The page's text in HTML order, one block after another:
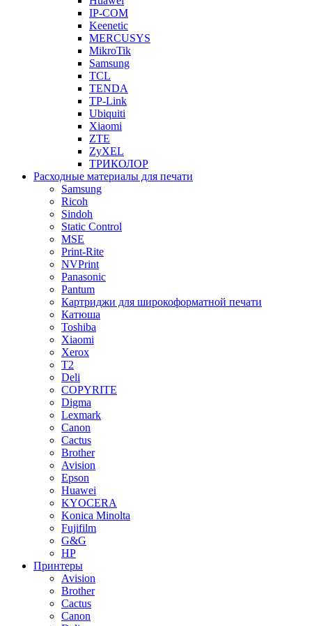
IP-COM
Keenetic
MERCUSYS
MikroTik
Samsung
TCL
TENDA
TP-Link
Ubiquiti
Xiaomi
ZTE
ZyXEL
ТРИКОЛОР
Расходные материалы для печати
Samsung
Ricoh
Sindoh
Static Control
MSE
Print-Rite
NVPrint
Panasonic
Pantum
Картриджи для широкоформатной печати
Катюша
Toshiba
Xiaomi
Xerox
T2
Deli
COPYRITE
Digma
Lexmark
Canon
Cactus
Brother
Avision
Epson
Huawei
KYOCERA
Konica Minolta
Fujifilm
G&G
HP
Принтеры
Avision
Brother
Cactus
Canon